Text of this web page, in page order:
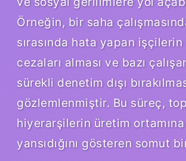
Örneğin, bir saha
sırasında hata yapan
cezaları alması ve bazı
sürekli denetim dışı
gözlemlenmiştir. Bu süreç,
hiyerarşilerin üretim ortamına
yansıdığını gösteren somut